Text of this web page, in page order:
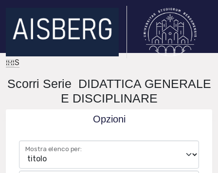
IRIS
Scorri Serie DIDATTICA GENERALE
E DISCIPLINARE
Opzioni
Mostra elenco per: